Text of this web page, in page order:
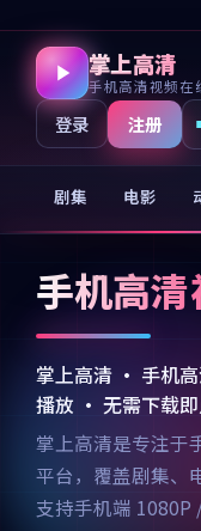
掌上高清
手机高清视频
登录 注册
剧集 电影
手机高
掌上高清 · 手机
播放 · 无需下载
掌上高清是专注于
平台，覆盖剧集、
支持手机端 1080P